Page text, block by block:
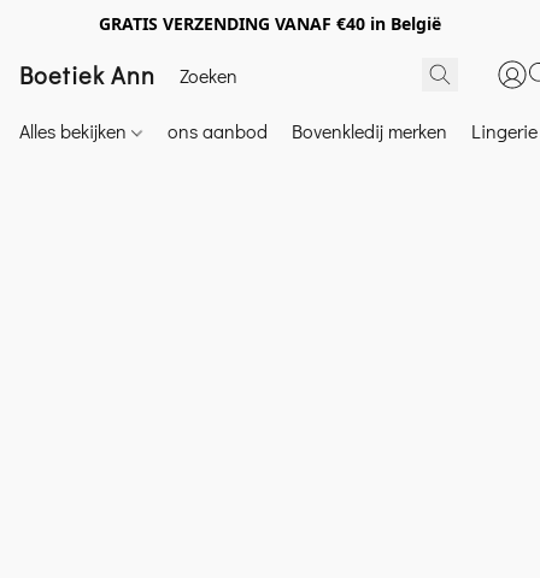
GRATIS VERZENDING VANAF €40 in België
Boetiek Ann
Alles bekijken ons aanbod Bovenkledij merken